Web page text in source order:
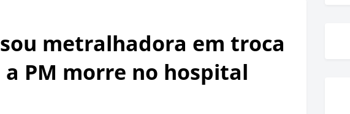
metralhadora em troca
PM morre no hospital